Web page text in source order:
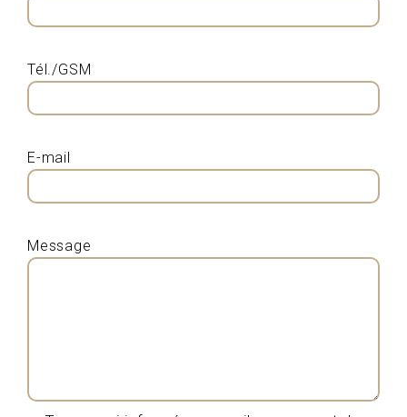
Tél./GSM
E-mail
Message